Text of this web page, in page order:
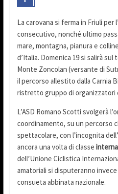
La carovana si ferma in Friuli
consecutivo, nonché ultimo
mare, montagna, pianura e
d’Italia. Domenica 19 si salirà
Monte Zoncolan (versante di
il percorso allestito dalla Carnia
ristretto gruppo di organizzatori
L’ASD Romano Scotti svolgerà
coordinamento, su un percorso
spettacolare, con l’incognita
ancora una volta di classe
dell’Unione Ciclistica
amatoriali si disputeranno
consueta abbinata nazionale.